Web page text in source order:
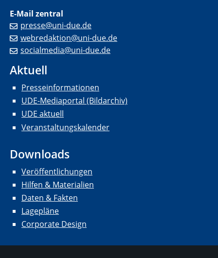
E-Mail zentral
presse@uni-due.de
webredaktion@uni-due.de
socialmedia@uni-due.de
Aktuell
Presseinformationen
UDE-Mediaportal (Bildarchiv)
UDE aktuell
Veranstaltungskalender
Downloads
Veröffentlichungen
Hilfen & Materialien
Daten & Fakten
Lagepläne
Corporate Design